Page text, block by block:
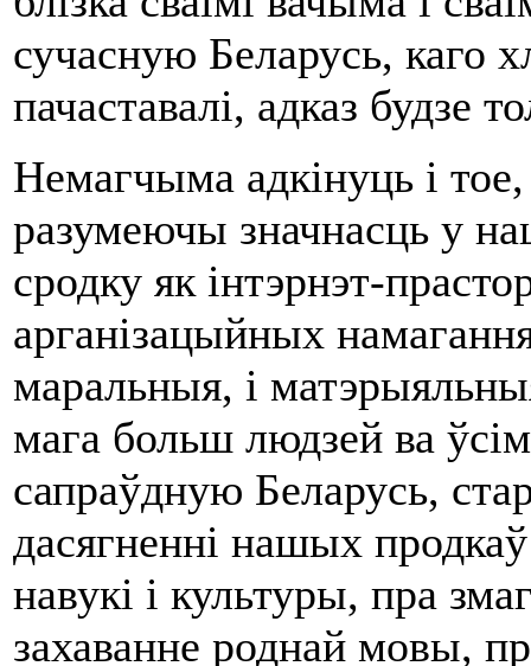
сучасную Беларусь, каго
пачаставалі, адказ будзе
Немагчыма адкінуць і
разумеючы значнасць у
сродку як інтэрнэт-
арганізацыйных
маральныя, і
мага больш людзей ва
сапраўдную Беларусь,
дасягненні нашых
навукі і культуры, пра
захаванне роднай мовы,